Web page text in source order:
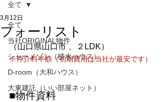
全て
当社ORIGINAL物件
シャーメゾン（積水ハウス）
D-room（大和ハウス）
大東建託（いい部屋ネット）
全て
フォーリスト
3月12日
（山口県山口市 、２LDK）
※仲介料半額（初期費用は当社が最安です）
■物件資料